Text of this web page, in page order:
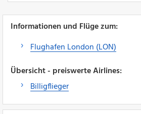
Informationen und Flüge zum:
Flughafen London (LON)
Übersicht - preiswerte Airlines:
Billigflieger